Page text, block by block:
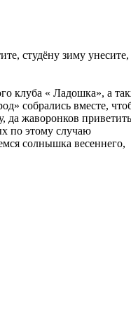
студёну зиму
клуба « Ладошка», а
собрались вместе,
да жаворонков
по этому случаю
солнышка весеннего,